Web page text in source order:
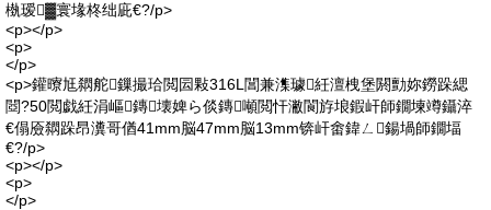
槸瑷▓寰堟柊绌庛€?/p>
<p></p>
<p>
</p>
<p>鑵曢尪閷舵鏁撮珨閲囩敤316L閶兼潗璩紝澶栧堡閼勯妳鐒跺緦
閸?50閲戯紝涓嶇鏄壊婢ら倓鏄噸閲忓潎閬斿埌鍜屽師鐗堜竴鑷淬
€傝厱閷跺昂瀵哥偤41mm脳47mm脳13mm锛屽畬鍏ㄥ鍚堝師鐗堛
€?/p>
<p></p>
<p>
</p>